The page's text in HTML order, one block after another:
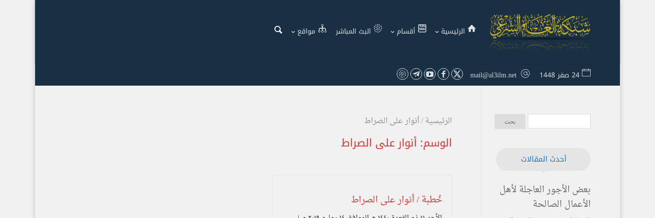
الرئيسية أقسام البث المباشر مواقع
24 صفر 1448 mail@al3ilm.net
الرئيسية/أنوار على الصراط
الوسم: أنوار على الصراط
خُطبة / أنوار على الصراط
أحدث المقالات
بعض الأجور العاجلة لأهل
الأعمال الصالحة